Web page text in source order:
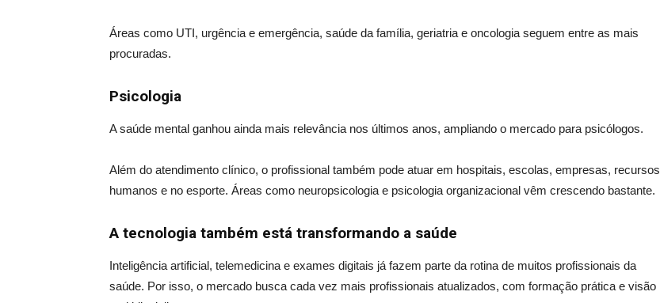
Áreas como UTI, urgência e emergência, saúde da família, geriatria e oncologia seguem entre as mais
procuradas.
Psicologia
A saúde mental ganhou ainda mais relevância nos últimos anos, ampliando o mercado para psicólogos.
Além do atendimento clínico, o profissional também pode atuar em hospitais, escolas, empresas, recursos
humanos e no esporte. Áreas como neuropsicologia e psicologia organizacional vêm crescendo bastante.
A tecnologia também está transformando a saúde
Inteligência artificial, telemedicina e exames digitais já fazem parte da rotina de muitos profissionais da
saúde. Por isso, o mercado busca cada vez mais profissionais atualizados, com formação prática e visão